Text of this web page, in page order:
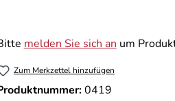
melden Sie sich an um
Zum Merkzettel hinzufügen
0419